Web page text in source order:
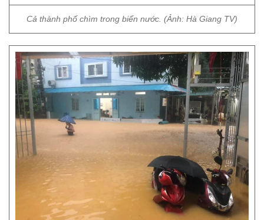
Cả thành phố chìm trong biển nước. (Ảnh: Hà Giang TV)